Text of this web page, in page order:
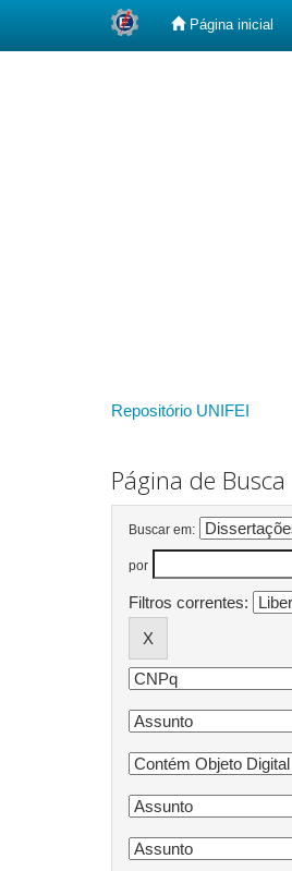
Página inicial
Repositório UNIFEI
Página de Busca
Buscar em:
por
Filtros correntes: